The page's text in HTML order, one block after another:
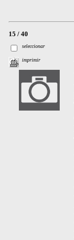
15 / 40
seleccionar
imprimir